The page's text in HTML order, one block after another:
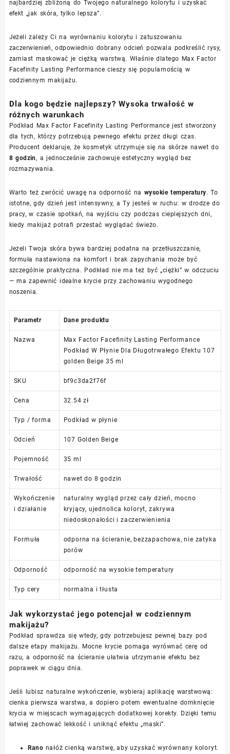
najbardziej zbliżoną do Twojego naturalnego kolorytu i uzyskać
efekt „jak skóra, tylko lepsza”.
Jeżeli zależy Ci na wyrównaniu kolorytu i zatuszowaniu
zaczerwienień, odpowiednio dobrany odcień pozwala podkreślić rysy,
zamiast maskować je ciężką warstwą. Właśnie dlatego Max Factor
Facefinity Lasting Performance cieszy się popularnością w
codziennym makijażu.
Dla kogo będzie najlepszy? Wysoka trwałość w
różnych warunkach
Podkład Max Factor Facefinity Lasting Performance jest stworzony
dla tych, którzy potrzebują pewnego efektu przez długi czas.
Producent deklaruje, że kosmetyk utrzymuje się na skórze nawet do
8 godzin , a jednocześnie zachowuje estetyczny wygląd bez
rozmazywania.
Warto też zwrócić uwagę na odporność na wysokie temperatury. To
istotne, gdy dzień jest intensywny, a Ty jesteś w ruchu: w drodze do
pracy, w czasie spotkań, na wyjściu czy podczas cieplejszych dni,
kiedy makijaż potrafi przestać wyglądać świeżo.
Jeżeli Twoja skóra bywa bardziej podatna na przetłuszczanie,
formuła nastawiona na komfort i brak zapychania może być
szczególnie praktyczna. Podkład nie ma też być „ciężki” w odczuciu
— ma zapewnić idealne krycie przy zachowaniu wygodnego
noszenia.
Parametr Dane produktu
Nazwa
Max Factor Facefinity Lasting Performance
Podkład W Płynie Dla Długotrwałego Efektu 107
golden Beige 35 ml
SKU bf9c3da2f76f
Cena 32.54 zł
Typ / forma Podkład w płynie
Odcień 107 Golden Beige
Pojemność 35 ml
Trwałość nawet do 8 godzin
Wykończenie
i działanie
naturalny wygląd przez cały dzień, mocno
kryjący, ujednolica koloryt, zakrywa
niedoskonałości i zaczerwienienia
Formuła
odporna na ścieranie, bezzapachowa, nie zatyka
porów
Odporność odporność na wysokie temperatury
Typ cery normalna i tłusta
Jak wykorzystać jego potencjał w codziennym
makijażu?
Podkład sprawdza się wtedy, gdy potrzebujesz pewnej bazy pod
dalsze etapy makijażu. Mocne krycie pomaga wyrównać cerę od
razu, a odporność na ścieranie ułatwia utrzymanie efektu bez
poprawek w ciągu dnia.
Jeśli lubisz naturalne wykończenie, wybieraj aplikację warstwową:
cienka pierwsza warstwa, a dopiero potem ewentualne domknięcie
krycia w miejscach wymagających dodatkowej korekty. Dzięki temu
łatwiej zachować lekkość i uniknąć efektu „maski”.
Rano nałóż cienką warstwę, aby uzyskać wyrównany koloryt.